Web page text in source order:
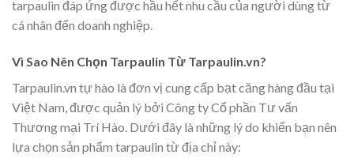
tarpaulin đáp ứng được hầu hết nhu cầu của người dùng từ
cá nhân đến doanh nghiệp.
Vì Sao Nên Chọn Tarpaulin Từ Tarpaulin.vn?
Tarpaulin.vn tự hào là đơn vị cung cấp bạt căng hàng đầu tại
Việt Nam, được quản lý bởi Công ty Cổ phần Tư vấn
Thương mại Trí Hào. Dưới đây là những lý do khiến bạn nên
lựa chọn sản phẩm tarpaulin từ địa chỉ này: